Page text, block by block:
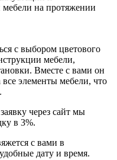
на протяжении
с выбором цветового
мебели,
Вместе с вами он
элементы мебели, что
заявку через сайт мы
в 3%.
с вами в
дату и время.